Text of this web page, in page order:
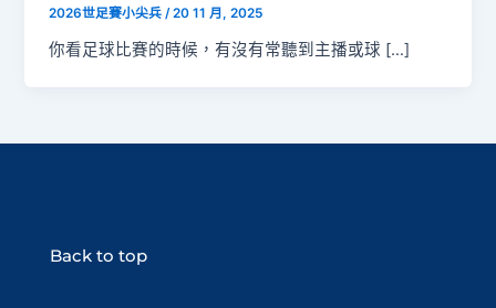
2026世足賽小尖兵/20 11 月, 2025
你看足球比賽的時候，有沒有常聽到主播或球 […]
Back to top